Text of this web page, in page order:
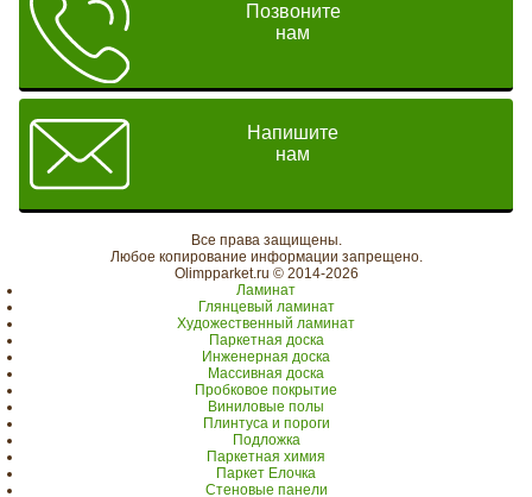
Позвоните
нам
Напишите
нам
Все права защищены.
Любое копирование информации запрещено.
Olimpparket.ru © 2014-2026
Ламинат
Глянцевый ламинат
Художественный ламинат
Паркетная доска
Инженерная доска
Массивная доска
Пробковое покрытие
Виниловые полы
Плинтуса и пороги
Подложка
Паркетная химия
Паркет Елочка
Стеновые панели